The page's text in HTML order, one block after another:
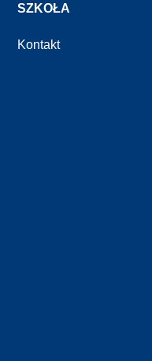
SZKOŁA
Kontakt